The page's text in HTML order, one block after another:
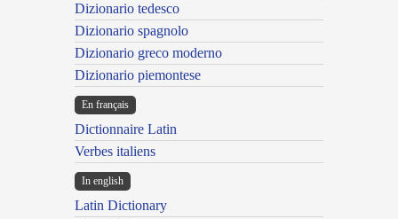
Dizionario tedesco
Dizionario spagnolo
Dizionario greco moderno
Dizionario piemontese
En français
Dictionnaire Latin
Verbes italiens
In english
Latin Dictionary